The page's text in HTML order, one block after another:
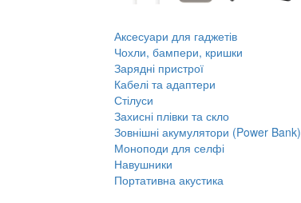
Аксесуари для гаджетів
Чохли, бампери, кришки
Зарядні пристрої
Кабелі та адаптери
Стілуси
Захисні плівки та скло
Зовнішні акумулятори (Power Bank)
Моноподи для селфі
Навушники
Портативна акустика